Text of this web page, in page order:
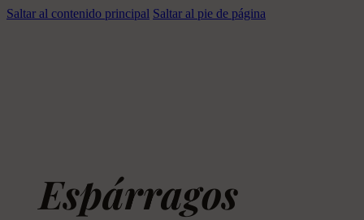
Saltar al contenido principal Saltar al pie de página
Espárragos